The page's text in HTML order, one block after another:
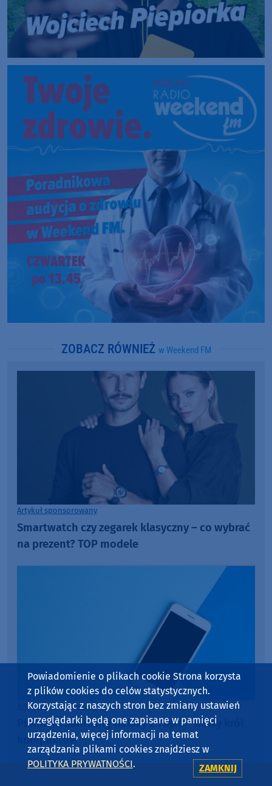
ZOBACZ RÓWNIEŻ w Weekend FM
Artykuł sponsorowany
Smartwatch czy zegarek klasyczny – co wybrać
na prezent? TOP modele
Artykuł sponsorowany
Premiera Samsung Galaxy Z Flip 8 - nowy król
kompaktów
Powiadomienie o plikach cookie Strona korzysta
z plików cookies do celów statystycznych.
Korzystając z naszych stron bez zmiany ustawień
przeglądarki będą one zapisane w pamięci
urządzenia, więcej informacji na temat
zarządzania plikami cookies znajdziesz w
POLITYKA PRYWATNOŚCI. ZAMKNIJ